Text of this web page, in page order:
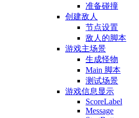
准备碰撞
创建敌人
节点设置
敌人的脚本
游戏主场景
生成怪物
Main 脚本
测试场景
游戏信息显示
ScoreLabel
Message